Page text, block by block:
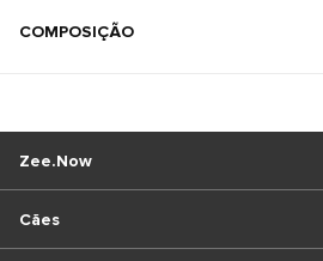
COMPOSIÇÃO
Cães
Zee.Now